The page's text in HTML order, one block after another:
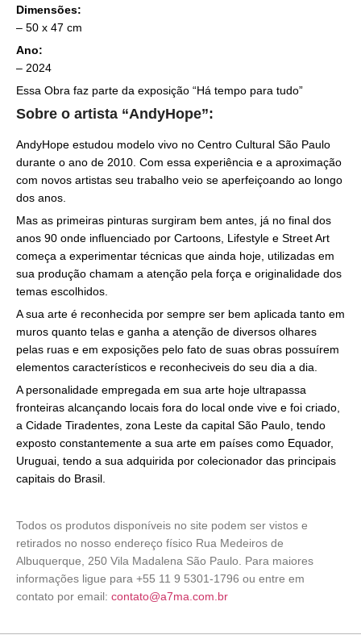
Dimensões:
– 50 x 47 cm
Ano:
– 2024
Essa Obra faz parte da exposição “Há tempo para tudo”
Sobre o artista “AndyHope”:
AndyHope estudou modelo vivo no Centro Cultural São Paulo
durante o ano de 2010. Com essa experiência e a aproximação
com novos artistas seu trabalho veio se aperfeiçoando ao longo
dos anos.
Mas as primeiras pinturas surgiram bem antes, já no final dos
anos 90 onde influenciado por Cartoons, Lifestyle e Street Art
começa a experimentar técnicas que ainda hoje, utilizadas em
sua produção chamam a atenção pela força e originalidade dos
temas escolhidos.
A sua arte é reconhecida por sempre ser bem aplicada tanto em
muros quanto telas e ganha a atenção de diversos olhares
pelas ruas e em exposições pelo fato de suas obras possuírem
elementos característicos e reconheciveis do seu dia a dia.
A personalidade empregada em sua arte hoje ultrapassa
fronteiras alcançando locais fora do local onde vive e foi criado,
a Cidade Tiradentes, zona Leste da capital São Paulo, tendo
exposto constantemente a sua arte em países como Equador,
Uruguai, tendo a sua adquirida por colecionador das principais
capitais do Brasil.
Todos os produtos disponíveis no site podem ser vistos e
retirados no nosso endereço físico Rua Medeiros de
Albuquerque, 250 Vila Madalena São Paulo. Para maiores
informações ligue para +55 11 9 5301-1796 ou entre em
contato por email: contato@a7ma.com.br